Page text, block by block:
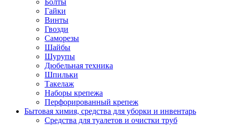
Гайки
Винты
Гвозди
Саморезы
Шайбы
Шурупы
Дюбельная техника
Шпильки
Такелаж
Наборы крепежа
Перфорированный крепеж
Бытовая химия, средства для уборки и инвентарь
Средства для туалетов и очистки труб